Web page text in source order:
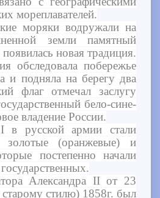
мореплавателей.
моряки водружали на
земли памятный
новая традиция.
обследовала побережье
подняла на берегу два
флаг отмечал заслугу
бело-сине-
владение России.
русской армии стали
золотые (оранжевые) и
постепенно начали
Александра II от 23
стилю) 1858г. был